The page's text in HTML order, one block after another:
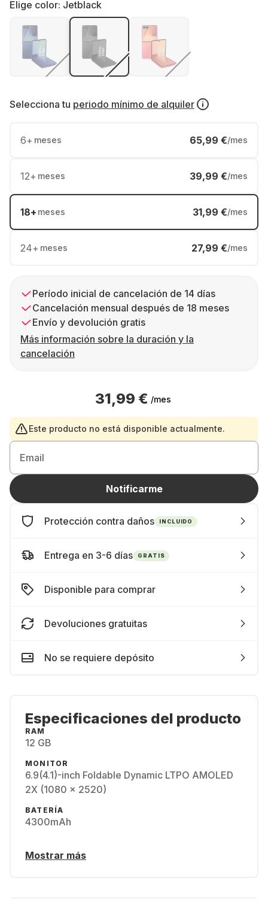
Elige color: Jetblack
Selecciona tu periodo mínimo de alquiler
6+ meses 65,99 €/mes
12+ meses 39,99 €/mes
18+ meses 31,99 €/mes
24+ meses 27,99 €/mes
Período inicial de cancelación de 14 días
Cancelación mensual después de 18 meses
Envío y devolución gratis
Más información sobre la duración y la
cancelación
31,99 € /mes
Este producto no está disponible actualmente.
Email
Notificarme
Protección contra daños INCLUIDO
Entrega en 3-6 días GRATIS
Disponible para comprar
Devoluciones gratuitas
No se requiere depósito
Especificaciones del producto
RAM
12 GB
MONITOR
6.9(4.1)-inch Foldable Dynamic LTPO AMOLED
2X (1080 x 2520)
BATERÍA
4300mAh
Mostrar más